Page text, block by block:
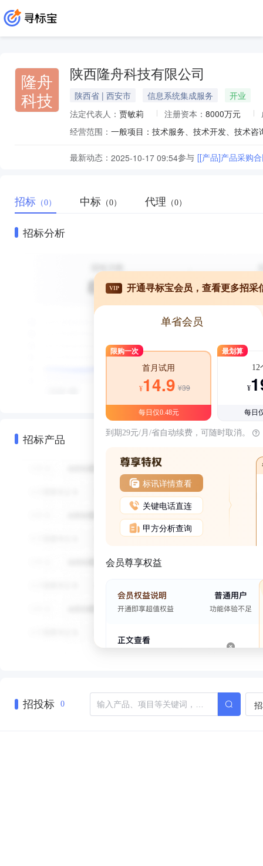
隆舟
科技
陕西隆舟科技有限公司
陕西省 | 西安市 信息系统集成服务
开业
法定代表人： 贾敏莉 注册资本： 8000万元
经营范围：
最新动态： 2025-10-17 09:54参与 [[产品]产品采购
招标 （0） 中标 （0） 代理 （0）
招标分析
招标产品
VIP 开通寻标宝会员，查看更多招采
单省会员
限购一次
首月试用
¥14.9 ¥39
每日仅0.48元
最划算
12
¥
每日
到期29元/月/省自动续费，可随时取消。
标讯详情查看
关键电话直连
甲方分析查询
会员尊享权益
招投标 0